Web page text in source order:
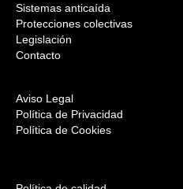
Sistemas anticaída
Protecciones colectivas
Legislación
Contacto
Aviso Legal
Política de Privacidad
Política de Cookies